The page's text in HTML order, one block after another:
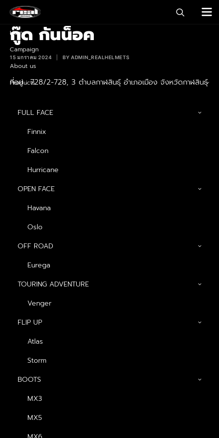
Home
Campaign
About us
Products
FULL FACE
Finnix
Falcon
Hurricane
OPEN FACE
Havana
Oslo
OFF ROAD
Eurega
TOURING ADVENTURE
Venger
FLIP UP
Atlas
Storm
BOOTS
MX3
MX5
กู๊ด กันน็อค
15 มกราคม 2024 BY ADMIN_REALHELMETS
ที่อยู่ : 728/2-728, 3 ตำบลกาฬสินธุ์ อำเภอเมือง จังหวัดกาฬสินธุ์
เบอร์ติดต่อ : 097-005-6736
About us
PRODUCTS